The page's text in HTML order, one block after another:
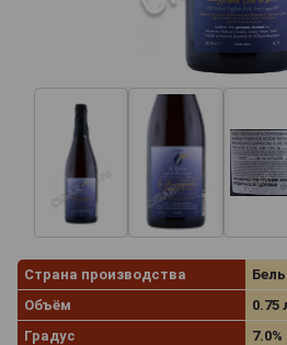
Страна производства
Объём
0.75
Градус
7.0%